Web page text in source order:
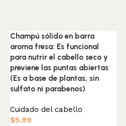
Champú sólido en barra
aroma fresa: Es funcional
para nutrir el cabello seco y
previene las puntas abiertas
(Es a base de plantas, sin
sulfato ni parabenos)
Cuidado del cabello
$5.99